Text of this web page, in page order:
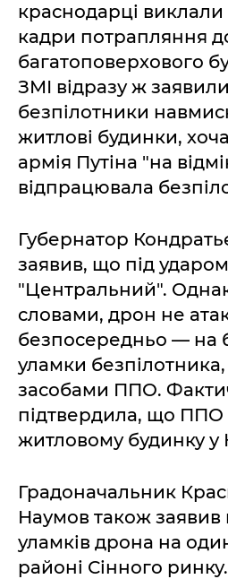
краснодарці
кадри потрапляння
багатоповерхового
ЗМІ відразу ж
безпілотники
житлові будинки,
армія Путіна "на
відпрацювала
Губернатор
заявив, що під
"Центральний".
словами, дрон не
безпосередньо — на
уламки
засобами ППО.
підтвердила, що ППО
житловому будинку у
Градоначальник
Наумов також заявив
уламків дрона на
районі Сінного